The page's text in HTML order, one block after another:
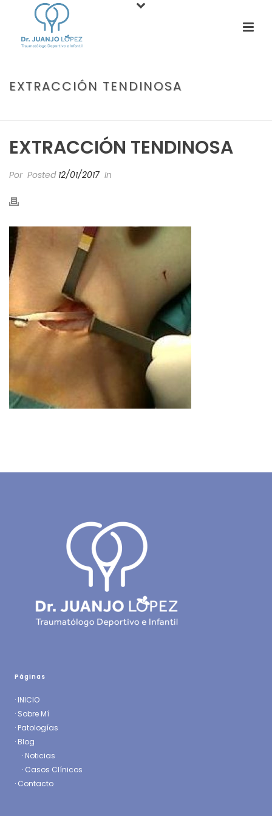
EXTRACCIÓN TENDINOSA
EXTRACCIÓN TENDINOSA
Por Posted 12/01/2017 In
Páginas
· INICIO
· Sobre Mí
· Patologías
· Blog
· Noticias
· Casos Clínicos
· Contacto